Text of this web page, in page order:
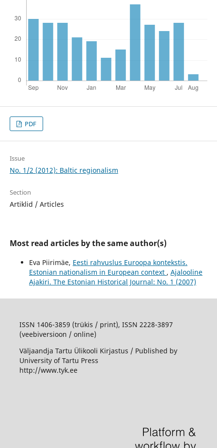
PDF
Issue
No. 1/2 (2012): Baltic regionalism
Section
Artiklid / Articles
Most read articles by the same author(s)
Eva Piirimäe, Eesti rahvuslus Euroopa kontekstis.
Estonian nationalism in European context , Ajalooline
Ajakiri. The Estonian Historical Journal: No. 1 (2007)
ISSN 1406-3859 (trükis / print), ISSN 2228-3897
(veebiversioon / online)
Väljaandja Tartu Ülikooli Kirjastus / Published by
University of Tartu Press
http://www.tyk.ee